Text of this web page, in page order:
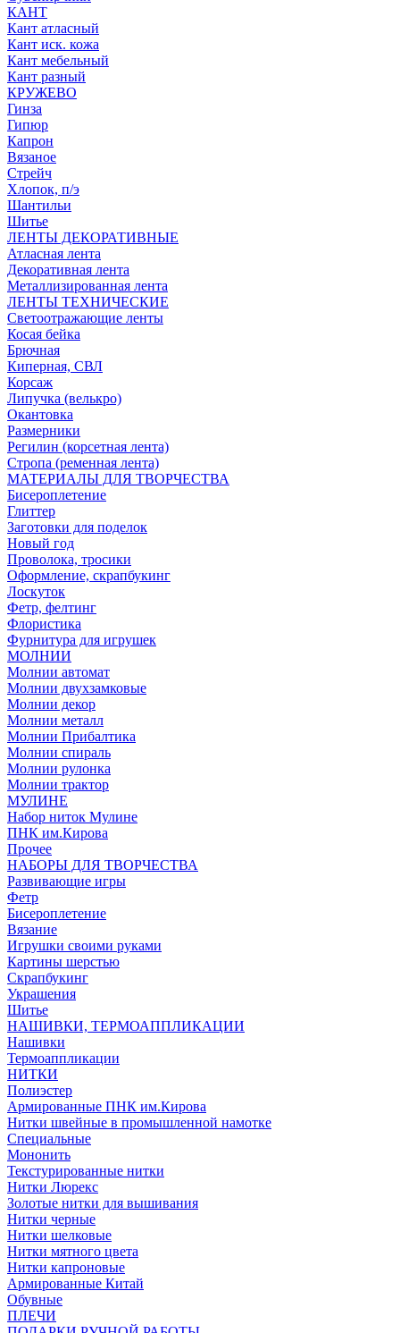
КАНТ
Кант атласный
Кант иск. кожа
Кант мебельный
Кант разный
КРУЖЕВО
Гинза
Гипюр
Капрон
Вязаное
Стрейч
Хлопок, п/э
Шантильи
Шитье
ЛЕНТЫ ДЕКОРАТИВНЫЕ
Атласная лента
Декоративная лента
Металлизированная лента
ЛЕНТЫ ТЕХНИЧЕСКИЕ
Светоотражающие ленты
Косая бейка
Брючная
Киперная, СВЛ
Корсаж
Липучка (велькро)
Окантовка
Размерники
Регилин (корсетная лента)
Стропа (ременная лента)
МАТЕРИАЛЫ ДЛЯ ТВОРЧЕСТВА
Бисероплетение
Глиттер
Заготовки для поделок
Новый год
Проволока, тросики
Оформление, скрапбукинг
Лоскуток
Фетр, фелтинг
Флористика
Фурнитура для игрушек
МОЛНИИ
Молнии автомат
Молнии двухзамковые
Молнии декор
Молнии металл
Молнии Прибалтика
Молнии спираль
Молнии рулонка
Молнии трактор
МУЛИНЕ
Набор ниток Мулине
ПНК им.Кирова
Прочее
НАБОРЫ ДЛЯ ТВОРЧЕСТВА
Развивающие игры
Фетр
Бисероплетение
Вязание
Игрушки своими руками
Картины шерстью
Скрапбукинг
Украшения
Шитье
НАШИВКИ, ТЕРМОАППЛИКАЦИИ
Нашивки
Термоаппликации
НИТКИ
Полиэстер
Армированные ПНК им.Кирова
Нитки швейные в промышленной намотке
Специальные
Мононить
Текстурированные нитки
Нитки Люрекс
Золотые нитки для вышивания
Нитки черные
Нитки шелковые
Нитки мятного цвета
Нитки капроновые
Армированные Китай
Обувные
ПЛЕЧИ